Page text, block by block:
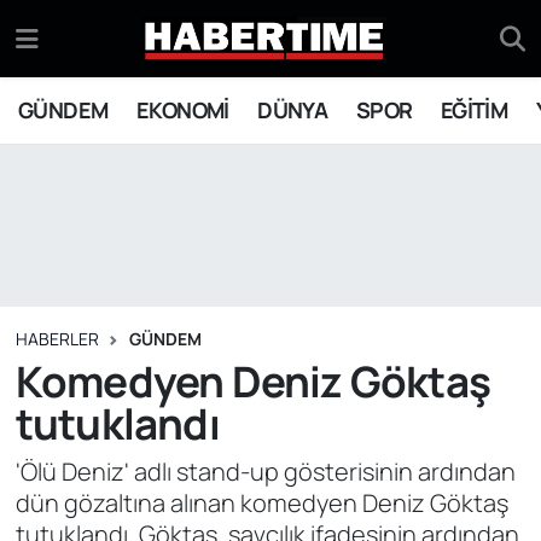
GÜNDEM EKONOMİ DÜNYA SPOR EĞİTİM
HABERLER GÜNDEM
Komedyen Deniz Göktaş
tutuklandı
'Ölü Deniz' adlı stand-up gösterisinin ardından
dün gözaltına alınan komedyen Deniz Göktaş
tutuklandı. Göktaş, savcılık ifadesinin ardından
EKONOMİ
EĞİTİM
YAŞAM
SİYASET
ASAYİŞ
Eskişehir Nöbetçi Eczaneler
Eskişehir Hava Durumu
Süper Lig Puan Durumu ve Fikstür
Tüm Manşetler
Son Dakika Haberleri
Haber Arşivi